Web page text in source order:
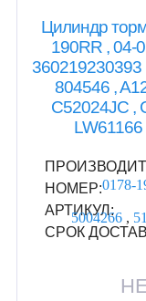
Цилиндр
190RR , 04-
360219230393
804546 ,
C52024JC ,
НОМЕР:0178-
5004266 ,
АРТИКУЛ:
СРОК